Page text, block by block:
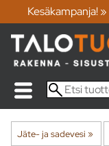
Kesäkampanja! »
Jäte- ja sadevesi ‪»